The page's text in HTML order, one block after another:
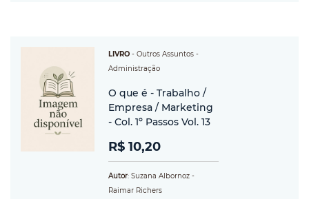
LIVRO - Outros Assuntos -
Administração
O que é - Trabalho /
Empresa / Marketing
- Col. 1º Passos Vol. 13
R$ 10,20
Autor: Suzana Albornoz -
Raimar Richers